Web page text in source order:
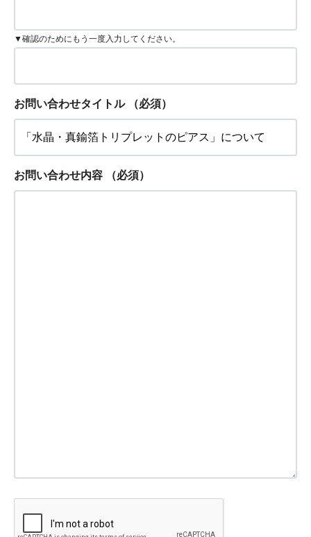
▼確認のためにもう一度入力してください。
お問い合わせタイトル （必須）
お問い合わせ内容 （必須）